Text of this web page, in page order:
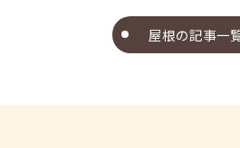
屋根の記事一